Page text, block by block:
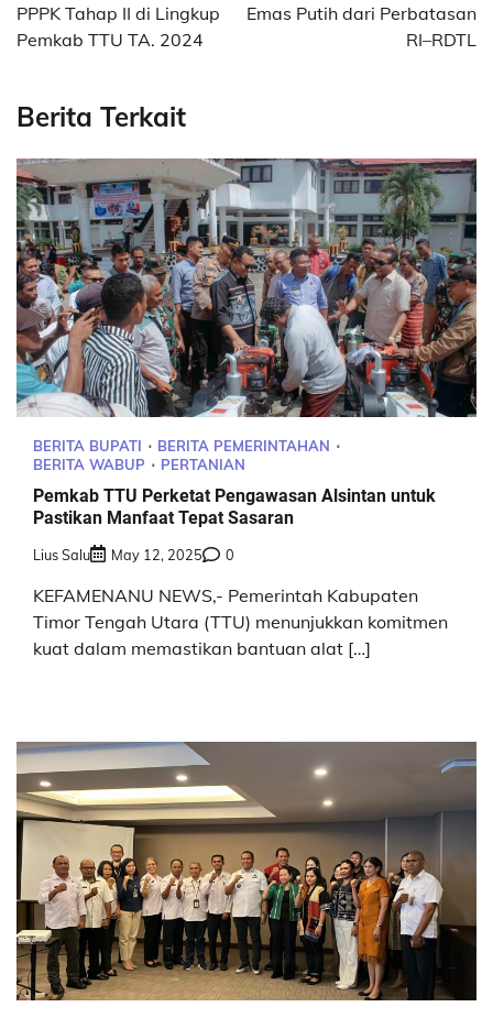
PPPK Tahap II di Lingkup
Pemkab TTU TA. 2024
Emas Putih dari Perbatasan
RI–RDTL
Berita Terkait
BERITA BUPATI
BERITA PEMERINTAHAN
BERITA WABUP
PERTANIAN
‎Pemkab TTU Perketat Pengawasan Alsintan untuk
Pastikan Manfaat Tepat Sasaran
Lius Salu May 12, 2025 0
KEFAMENANU NEWS,- Pemerintah Kabupaten
Timor Tengah Utara (TTU) menunjukkan komitmen
kuat dalam memastikan bantuan alat […]